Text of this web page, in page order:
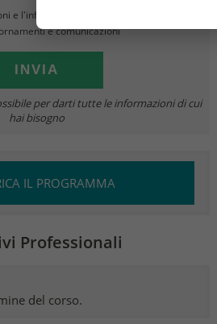
e l'informativa privacy
e comunicazioni
per darti tutte le informazioni di cui
hai bisogno
IL PROGRAMMA
Professionali
del corso.